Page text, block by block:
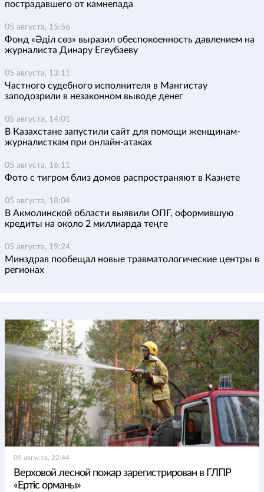
пострадавшего от камнепада
05 августа, 15:56
Фонд «Әділ сөз» выразил обеспокоенность давлением на
журналиста Динару Егеубаеву
05 августа, 13:11
Частного судебного исполнителя в Мангистау
заподозрили в незаконном выводе денег
05 августа, 14:01
В Казахстане запустили сайт для помощи женщинам-
журналисткам при онлайн-атаках
05 августа, 16:11
Фото с тигром близ домов распространяют в Казнете
05 августа, 18:04
В Акмолинской области выявили ОПГ, оформившую
кредиты на около 2 миллиарда теңге
05 августа, 19:24
Минздрав пообещал новые травматологические центры в
регионах
05 августа, 22:44
Верховой лесной пожар зарегистрирован в ГЛПР
«Ертіс орманы»